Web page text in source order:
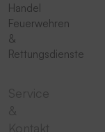
Handel
Feuerwehren
&
Rettungsdienste